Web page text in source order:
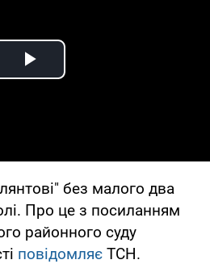
Play Video
без малого два
Про це з посиланням
районного суду
повідомляє ТСН.